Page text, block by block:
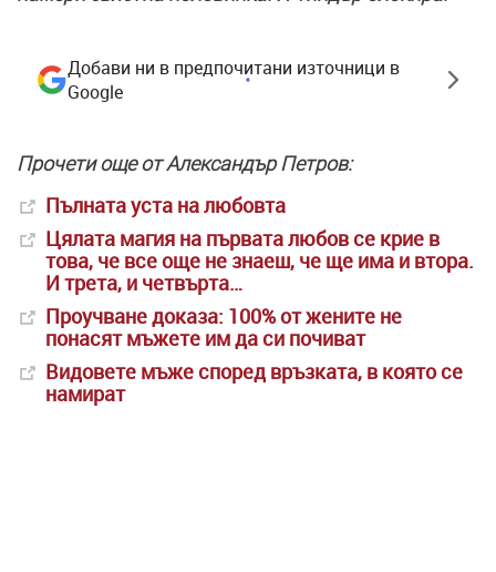
Добави ни в предпочитани източници в
Google
Прочети още от Александър Петров:
Пълната уста на любовта
Цялата магия на първата любов се крие в
това, че все още не знаеш, че ще има и втора.
И трета, и четвърта…
Проучване доказа: 100% от жените не
понасят мъжете им да си почиват
Видовете мъже според връзката, в която се
намират